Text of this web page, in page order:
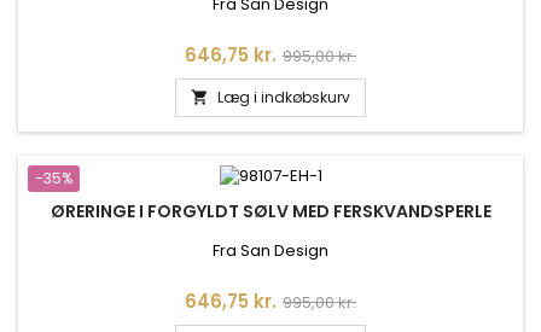
Pris
646,75 kr. Normalpris
995,00 kr.
 Læg i indkøbskurv
-35%
ØRERINGE I FORGYLDT SØLV MED FERSKVANDSPERLE
Fra San Design
Pris
646,75 kr. Normalpris
995,00 kr.